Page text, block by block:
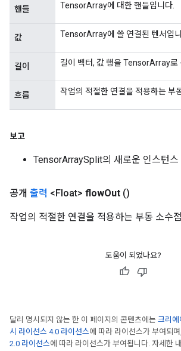
핸들 TensorArray에 대한 핸들입니다.
값 TensorArray에 쓸 연결된 텐서입
길이 길이 벡터, 값 행을 TensorArray로
흐름 작업의 적절한 연결을 적용하는 부
보고
TensorArraySplit의 새로운 인스턴스
공개 출력 <Float> flowOut ()
작업의 적절한 연결을 적용하는 부동 소수
도움이 되었나요?
달리 명시되지 않는 한 이 페이지의 콘텐츠에는 크리에
시 라이선스 4.0 라이선스에 따라 라이선스가 부여되
2.0 라이선스에 따라 라이선스가 부여됩니다. 자세한